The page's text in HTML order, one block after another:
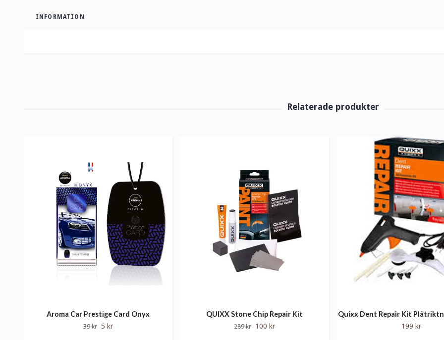
INFORMATION
Aroma Car Prestige Card Onyx
39 kr 5 kr
QUIXX Stone Chip Repair Kit
289 kr 100 kr
Quixx Dent Repair Kit
199 kr